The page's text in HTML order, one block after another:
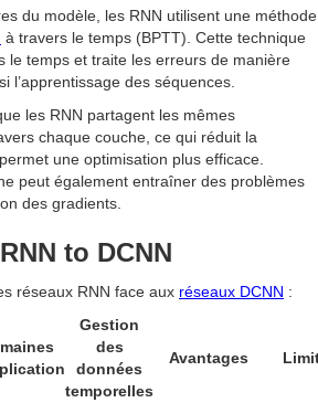
du modèle, les RNN utilisent une méthode
à travers le temps (BPTT). Cette technique
le temps et traite les erreurs de manière
l’apprentissage des séquences.
les RNN partagent les mêmes
chaque couche, ce qui réduit la
une optimisation plus efficace.
peut également entraîner des problèmes
des gradients.
to DCNN
réseaux RNN face aux réseaux DCNN :
Gestion
des
données
temporelles
Avantages